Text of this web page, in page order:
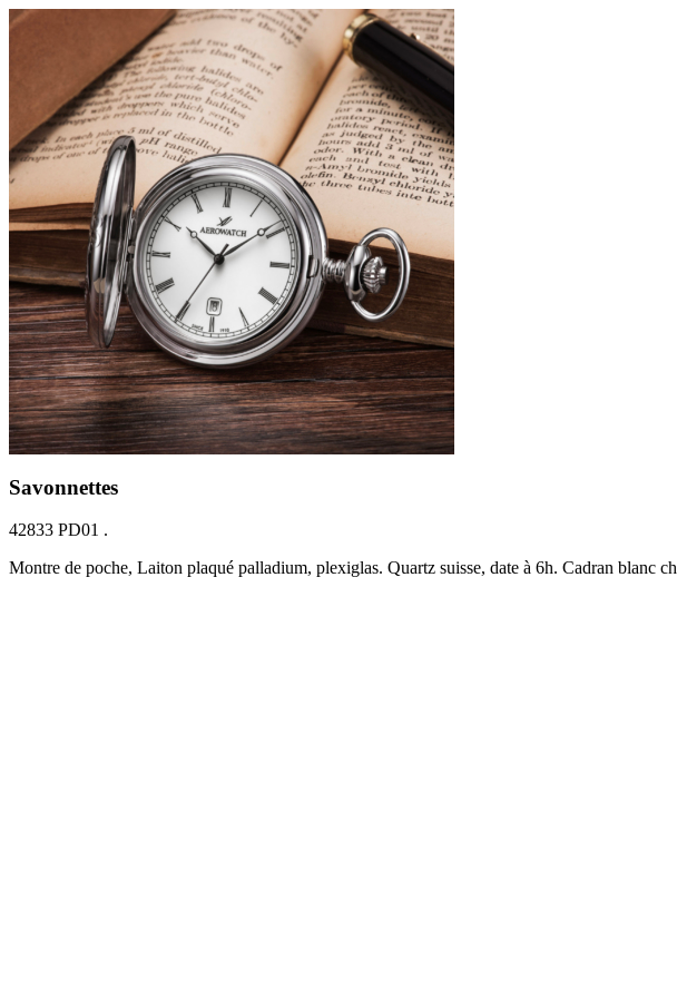
Savonnettes
42833 PD01 .
Montre de poche, Laiton plaqué palladium, plexiglas. Quartz suisse, date à 6h. Cadran blanc